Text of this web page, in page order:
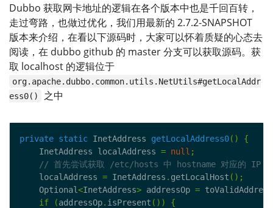
Dubbo 获取网卡地址的逻辑在各个版本中也是千回百转，
走过弯路，也做过优化，我们用最新的 2.7.2-SNAPSHOT
版本来介绍，在看以下源码时，大家可以怀着质疑的心态去
阅读，在 dubbo github 的 master 分支可以获取源码。获
取 localhost 的逻辑位于
org.apache.dubbo.common.utils.NetUtils#getLocalAddr
ess0()
之中
private static InetAddress getLocalAddress0()
{
    InetAddress localAddress
= null ;
    localAddress
= InetAddress . getLocalHost ();
    Optional
<InetAddress> addressOp = toValidAddress
if
(addressOp. isPresent ())
{